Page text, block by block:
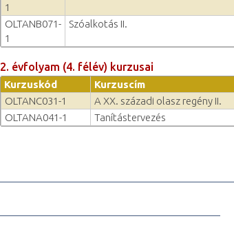
1
OLTANB071-
1
Szóalkotás II.
2. évfolyam (4. félév) kurzusai
Kurzuskód Kurzuscím
OLTANC031-1
A XX. századi olasz regény II.
OLTANA041-1
Tanítástervezés